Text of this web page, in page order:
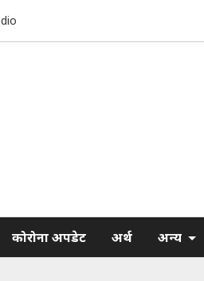
कोरोना अपडेट अर्थ अन्य